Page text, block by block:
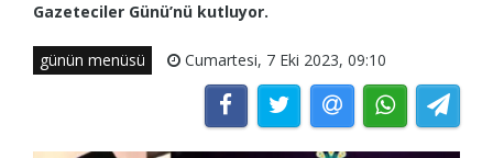
Gazeteciler Günü’nü kutluyor.
günün menüsü Cumartesi, 7 Eki 2023, 09:10